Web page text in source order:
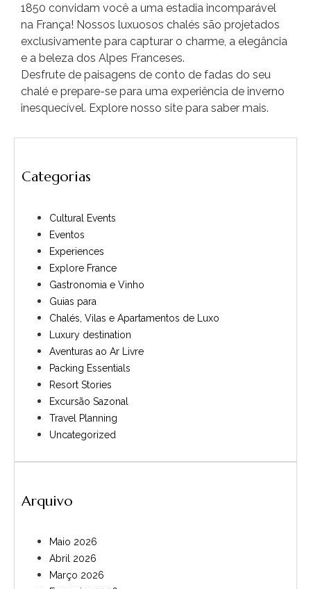
1850 convidam você a uma estadia incomparável
na França! Nossos luxuosos chalés são projetados
exclusivamente para capturar o charme, a elegância
e a beleza dos Alpes Franceses.
Desfrute de paisagens de conto de fadas do seu
chalé e prepare-se para uma experiência de inverno
inesquecível. Explore nosso site para saber mais.
Categorias
Cultural Events
Eventos
Experiences
Explore France
Gastronomia e Vinho
Guias para
Chalés, Vilas e Apartamentos de Luxo
Luxury destination
Aventuras ao Ar Livre
Packing Essentials
Resort Stories
Excursão Sazonal
Travel Planning
Uncategorized
Arquivo
Maio 2026
Abril 2026
Março 2026